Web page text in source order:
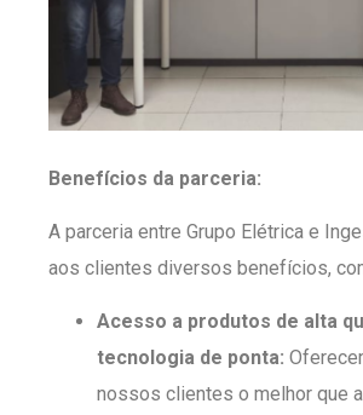
Benefícios da parceria:
A parceria entre Grupo Elétrica e
aos clientes diversos benefícios,
Acesso a produtos de alta
tecnologia de ponta:
nossos clientes o melhor que